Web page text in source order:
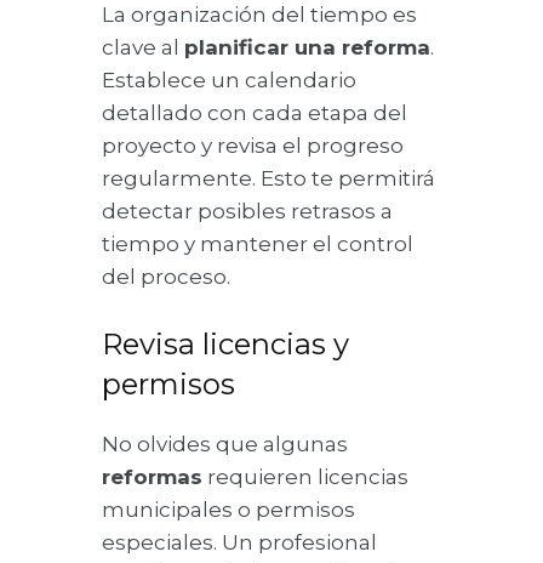
La organización del tiempo es
clave al planificar una reforma.
Establece un calendario
detallado con cada etapa del
proyecto y revisa el progreso
regularmente. Esto te permitirá
detectar posibles retrasos a
tiempo y mantener el control
del proceso.
Revisa licencias y
permisos
No olvides que algunas
reformas requieren licencias
municipales o permisos
especiales. Un profesional